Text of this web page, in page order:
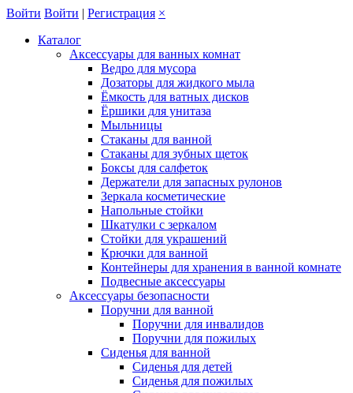
Войти Войти | Регистрация ×
Каталог
Аксессуары для ванных комнат
Ведро для мусора
Дозаторы для жидкого мыла
Ёмкость для ватных дисков
Ёршики для унитаза
Мыльницы
Стаканы для ванной
Стаканы для зубных щеток
Боксы для салфеток
Держатели для запасных рулонов
Зеркала косметические
Напольные стойки
Шкатулки с зеркалом
Стойки для украшений
Крючки для ванной
Контейнеры для хранения в ванной комнате
Подвесные аксессуары
Аксессуары безопасности
Поручни для ванной
Поручни для инвалидов
Поручни для пожилых
Сиденья для ванной
Сиденья для детей
Сиденья для пожилых